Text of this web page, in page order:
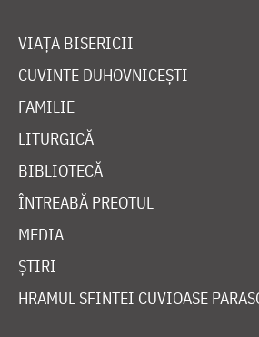
VIAȚA BISERICII
CUVINTE DUHOVNICEȘTI
FAMILIE
LITURGICĂ
BIBLIOTECĂ
ÎNTREABĂ PREOTUL
MEDIA
ȘTIRI
HRAMUL SFINTEI CUVIOASE